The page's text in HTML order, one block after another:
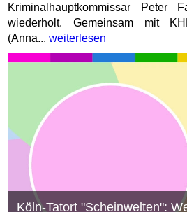
Kriminalhauptkommissar Peter
wiederholt. Gemeinsam mit
(Anna... weiterlesen
Köln-Tatort "Scheinwelten":